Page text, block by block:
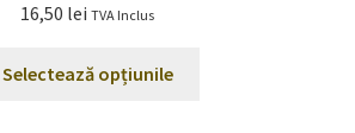
16,50 lei TVA Inclus
Selectează opțiunile